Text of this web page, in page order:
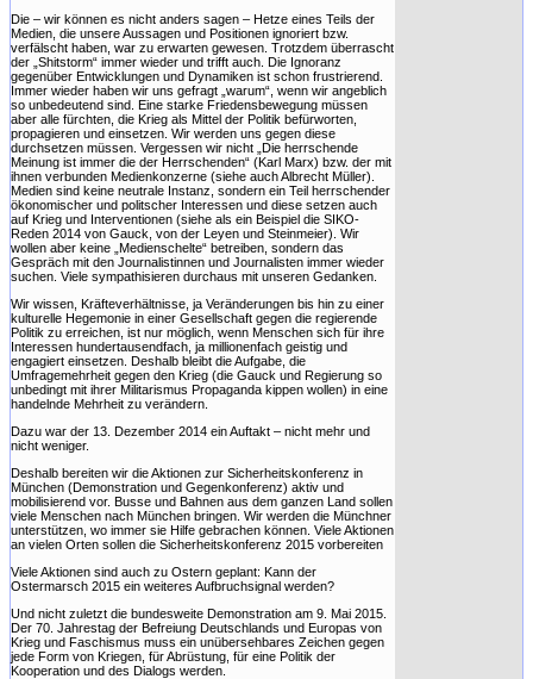
Die – wir können es nicht anders sagen – Hetze eines Teils der
Medien, die unsere Aussagen und Positionen ignoriert bzw.
verfälscht haben, war zu erwarten gewesen. Trotzdem überrascht
der „Shitstorm“ immer wieder und trifft auch. Die Ignoranz
gegenüber Entwicklungen und Dynamiken ist schon frustrierend.
Immer wieder haben wir uns gefragt „warum“, wenn wir angeblich
so unbedeutend sind. Eine starke Friedensbewegung müssen
aber alle fürchten, die Krieg als Mittel der Politik befürworten,
propagieren und einsetzen. Wir werden uns gegen diese
durchsetzen müssen. Vergessen wir nicht „Die herrschende
Meinung ist immer die der Herrschenden“ (Karl Marx) bzw. der mit
ihnen verbunden Medienkonzerne (siehe auch Albrecht Müller).
Medien sind keine neutrale Instanz, sondern ein Teil herrschender
ökonomischer und politscher Interessen und diese setzen auch
auf Krieg und Interventionen (siehe als ein Beispiel die SIKO-
Reden 2014 von Gauck, von der Leyen und Steinmeier). Wir
wollen aber keine „Medienschelte“ betreiben, sondern das
Gespräch mit den Journalistinnen und Journalisten immer wieder
suchen. Viele sympathisieren durchaus mit unseren Gedanken.
Wir wissen, Kräfteverhältnisse, ja Veränderungen bis hin zu einer
kulturelle Hegemonie in einer Gesellschaft gegen die regierende
Politik zu erreichen, ist nur möglich, wenn Menschen sich für ihre
Interessen hundertausendfach, ja millionenfach geistig und
engagiert einsetzen. Deshalb bleibt die Aufgabe, die
Umfragemehrheit gegen den Krieg (die Gauck und Regierung so
unbedingt mit ihrer Militarismus Propaganda kippen wollen) in eine
handelnde Mehrheit zu verändern.
Dazu war der 13. Dezember 2014 ein Auftakt – nicht mehr und
nicht weniger.
Deshalb bereiten wir die Aktionen zur Sicherheitskonferenz in
München (Demonstration und Gegenkonferenz) aktiv und
mobilisierend vor. Busse und Bahnen aus dem ganzen Land sollen
viele Menschen nach München bringen. Wir werden die Münchner
unterstützen, wo immer sie Hilfe gebrachen können. Viele Aktionen
an vielen Orten sollen die Sicherheitskonferenz 2015 vorbereiten
Viele Aktionen sind auch zu Ostern geplant: Kann der
Ostermarsch 2015 ein weiteres Aufbruchsignal werden?
Und nicht zuletzt die bundesweite Demonstration am 9. Mai 2015.
Der 70. Jahrestag der Befreiung Deutschlands und Europas von
Krieg und Faschismus muss ein unübersehbares Zeichen gegen
jede Form von Kriegen, für Abrüstung, für eine Politik der
Kooperation und des Dialogs werden.